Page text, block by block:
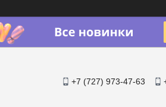
+7 (727) 973-47-63